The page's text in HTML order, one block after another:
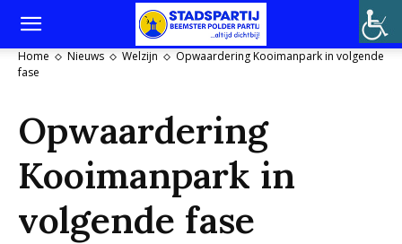
Home Nieuws Welzijn
Opwaardering Kooimanpark in volgende
fase
Opwaardering
Kooimanpark in
volgende fase